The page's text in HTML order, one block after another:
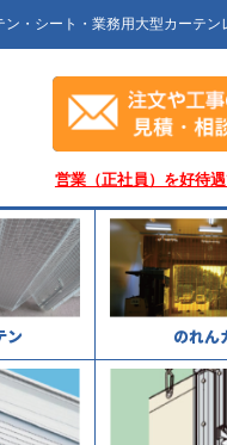
・シート・業務用大型カーテン
営業（正社員）を好待遇
ン のれん